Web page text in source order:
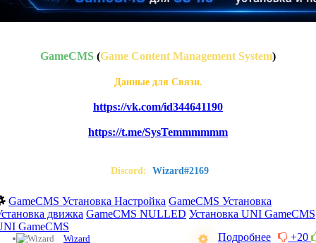
GameCMS (Game Content Management System)
Данные для Связи.
https://vk.com/id344641190
https://t.me/SysTemmmmmm
Discord: Wizard#2169
GameCMS Установка Настройка GameCMS Установка
движка GameCMS NULLED Установка UNI GameCMS
GameCMS
+20
Подробнее
Wizard